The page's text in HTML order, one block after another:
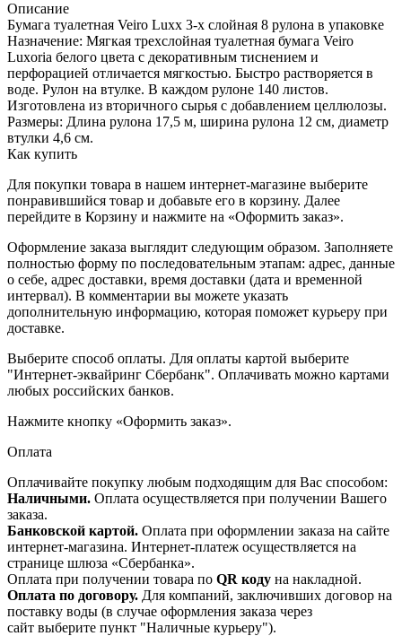
Описание
Бумага туалетная Veiro Luxx 3-х слойная 8 рулона в упаковке
Назначение: Мягкая трехслойная туалетная бумага Veiro
Luxoria белого цвета с декоративным тиснением и
перфорацией отличается мягкостью. Быстро растворяется в
воде. Рулон на втулке. В каждом рулоне 140 листов.
Изготовлена из вторичного сырья с добавлением целлюлозы.
Размеры: Длина рулона 17,5 м, ширина рулона 12 см, диаметр
втулки 4,6 см.
Как купить
Для покупки товара в нашем интернет-магазине выберите
понравившийся товар и добавьте его в корзину. Далее
перейдите в Корзину и нажмите на «Оформить заказ».
Оформление заказа выглядит следующим образом. Заполняете
полностью форму по последовательным этапам: адрес, данные
о себе, адрес доставки, время доставки (дата и временной
интервал). В комментарии вы можете указать
дополнительную информацию, которая поможет курьеру при
доставке.
Выберите способ оплаты. Для оплаты картой выберите
"Интернет-эквайринг Сбербанк". Оплачивать можно картами
любых российских банков.
Нажмите кнопку «Оформить заказ».
Оплата
Оплачивайте покупку любым подходящим для Вас способом:
Наличными. Оплата осуществляется при получении Вашего
заказа.
Банковской картой. Оплата при оформлении заказа на сайте
интернет-магазина. Интернет-платеж осуществляется на
странице шлюза «Сбербанка».
Оплата при получении товара по QR коду на накладной.
Оплата по договору. Для компаний, заключивших договор на
поставку воды (в случае оформления заказа через
сайт выберите пункт "Наличные курьеру").